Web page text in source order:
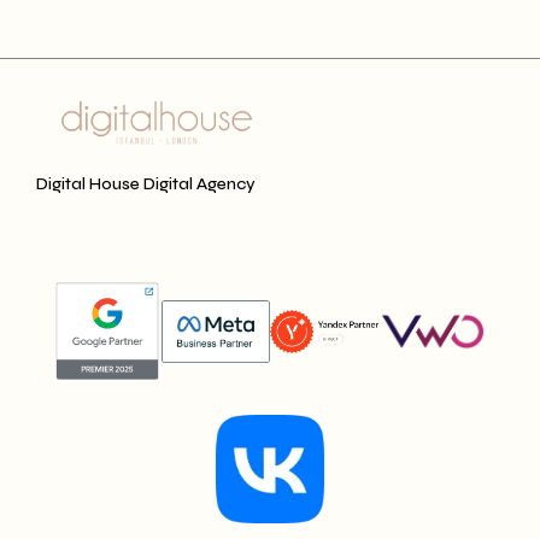
Digital House Digital Agency